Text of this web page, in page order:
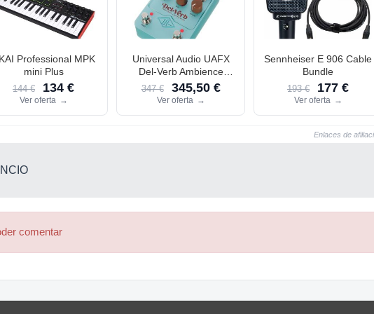
Professional MPK
mini Plus
144 € 134 €
Ver oferta →
Universal Audio UAFX
Del-Verb Ambience
Compan.
347 € 345,50 €
Ver oferta →
Sennheiser E 906 Cable
Bundle
193 € 177 €
Ver oferta →
Enlaces de
comentar